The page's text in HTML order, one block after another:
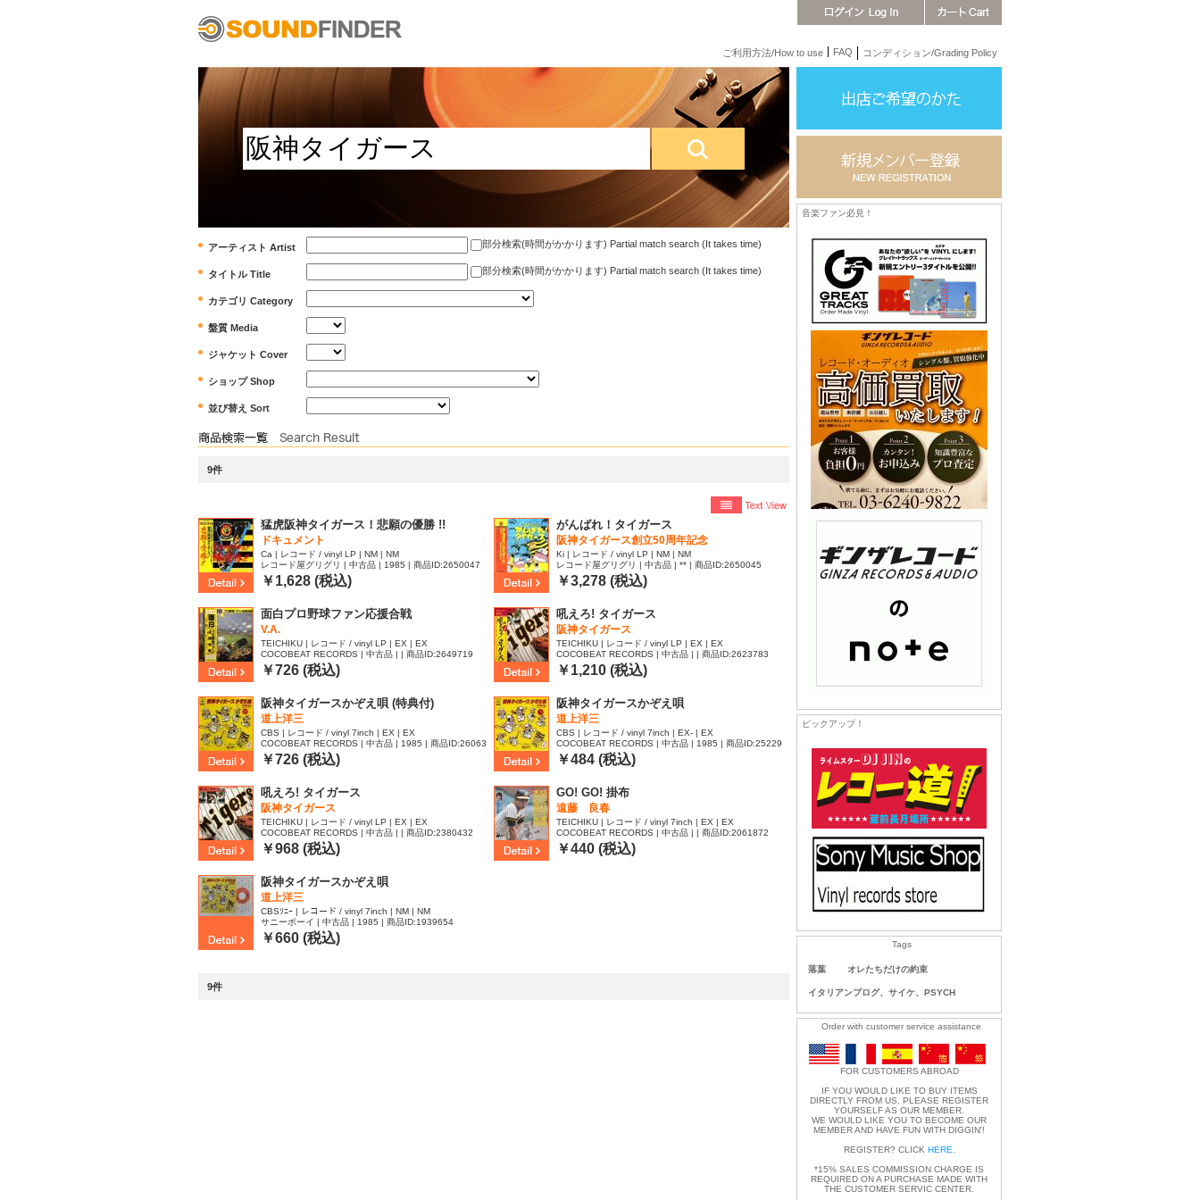
ご利用方法/How to use FAQ コンディション/Grading Policy
アーティスト Artist 部分検索(時間がかかります) Partial match search (It takes time)
タイトル Title 部分検索(時間がかかります) Partial match search (It takes time)
カテゴリ Category
盤質 Media
ジャケット Cover
ショップ Shop
並び替え Sort
9件
猛虎阪神タイガース！悲願の優勝 !!
ドキュメント
Ca | レコード / vinyl LP | NM | NM
レコード屋グリグリ | 中古品 | 1985 | 商品ID:2650047
￥1,628 (税込)
がんばれ！タイガース
阪神タイガース創立50周年記念
Ki | レコード / vinyl LP | NM | NM
レコード屋グリグリ | 中古品 | ** | 商品ID:2650045
￥3,278 (税込)
面白プロ野球ファン応援合戦
V.A.
TEICHIKU | レコード / vinyl LP | EX | EX
COCOBEAT RECORDS | 中古品 | | 商品ID:2649719
￥726 (税込)
吼えろ! タイガース
阪神タイガース
TEICHIKU | レコード / vinyl LP | EX | EX
COCOBEAT RECORDS | 中古品 | | 商品ID:2623783
￥1,210 (税込)
阪神タイガースかぞえ唄 (特典付)
道上洋三
CBS | レコード / vinyl 7inch | EX | EX
COCOBEAT RECORDS | 中古品 | 1985 | 商品ID:26063
66
￥726 (税込)
阪神タイガースかぞえ唄
道上洋三
CBS | レコード / vinyl 7inch | EX- | EX
COCOBEAT RECORDS | 中古品 | 1985 | 商品ID:25229
78
￥484 (税込)
吼えろ! タイガース
阪神タイガース
TEICHIKU | レコード / vinyl LP | EX | EX
COCOBEAT RECORDS | 中古品 | | 商品ID:2380432
￥968 (税込)
GO! GO! 掛布
遠藤 良春
TEICHIKU | レコード / vinyl 7inch | EX | EX
COCOBEAT RECORDS | 中古品 | | 商品ID:2061872
￥440 (税込)
阪神タイガースかぞえ唄
道上洋三
CBSｿﾆｰ | レコード / vinyl 7inch | NM | NM
サニーボーイ | 中古品 | 1985 | 商品ID:1939654
￥660 (税込)
9件
音楽ファン必見！
ピックアップ！
Tags
落葉 オレたちだけの約束
イタリアンプログ、サイケ、PSYCH
Order with customer service assistance
FOR CUSTOMERS ABROAD
IF YOU WOULD LIKE TO BUY ITEMS
DIRECTLY FROM US, PLEASE REGISTER
YOURSELF AS OUR MEMBER.
WE WOULD LIKE YOU TO BECOME OUR
MEMBER AND HAVE FUN WITH DIGGIN'!
REGISTER? CLICK HERE
*15% SALES COMMISSION CHARGE IS
REQUIRED ON A PURCHASE MADE WITH
THE CUSTOMER SERVIC CENTER.